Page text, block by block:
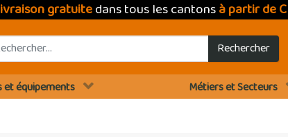
gratuitedans tous les cantonsà partir de
Rechercher
et équipements Métiers et Secteurs